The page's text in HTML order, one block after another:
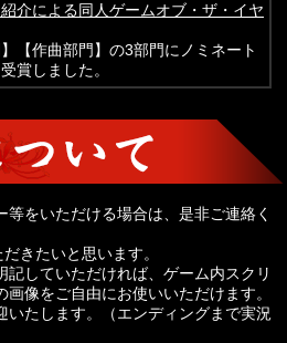
介による同人ゲームオブ・ザ・イヤ
【作曲部門】の3部門にノミネート
賞しました。
をいただける場合は、是非ご連絡く
きたいと思います。
記していただければ、ゲーム内スクリ
像をご自由にお使いいただけます。
いたします。（エンディングまで実況